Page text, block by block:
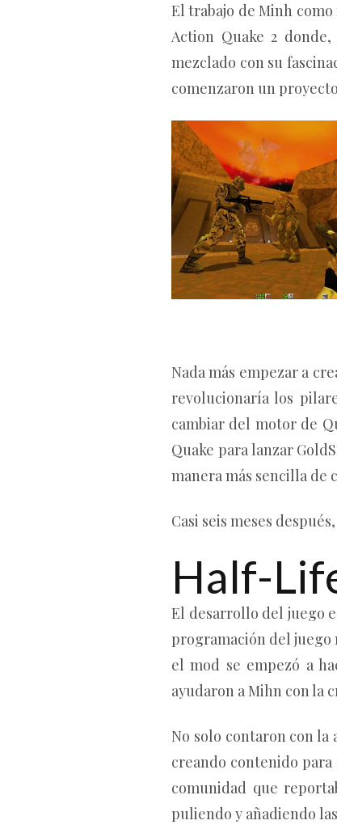
El trabajo de Minh
Action Quake 2
mezclado con su
comenzaron un
Nada más empezar a
revolucionaría los
cambiar del motor de
Quake para lanzar
manera más sencilla de
Casi seis meses
Half-
El desarrollo del juego
programación del juego
el mod se empezó a
ayudaron a Mihn con la
No solo contaron con la
creando contenido
comunidad que
puliendo y añadiendo